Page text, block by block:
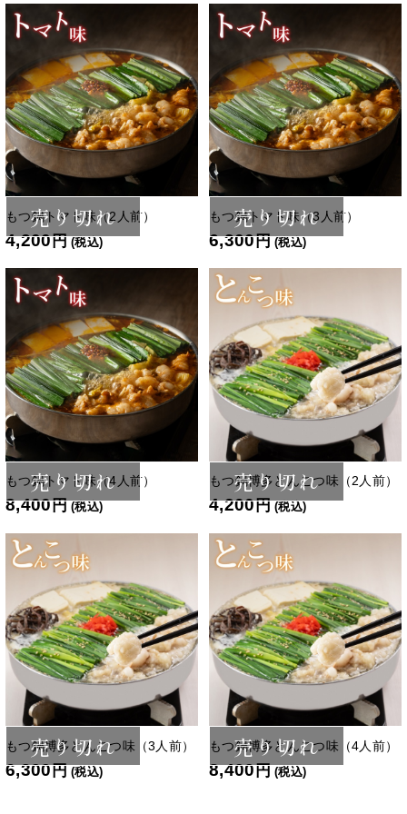
売り切れ
もつ鍋トマト味（2人前）
4,200円 (税込)
売り切れ
もつ鍋トマト味（3人前）
6,300円 (税込)
売り切れ
もつ鍋トマト味（4人前）
8,400円 (税込)
売り切れ
もつ鍋博多とんこつ味（2人前）
4,200円 (税込)
売り切れ
もつ鍋博多とんこつ味（3人前）
6,300円 (税込)
売り切れ
もつ鍋博多とんこつ味（4人前）
8,400円 (税込)